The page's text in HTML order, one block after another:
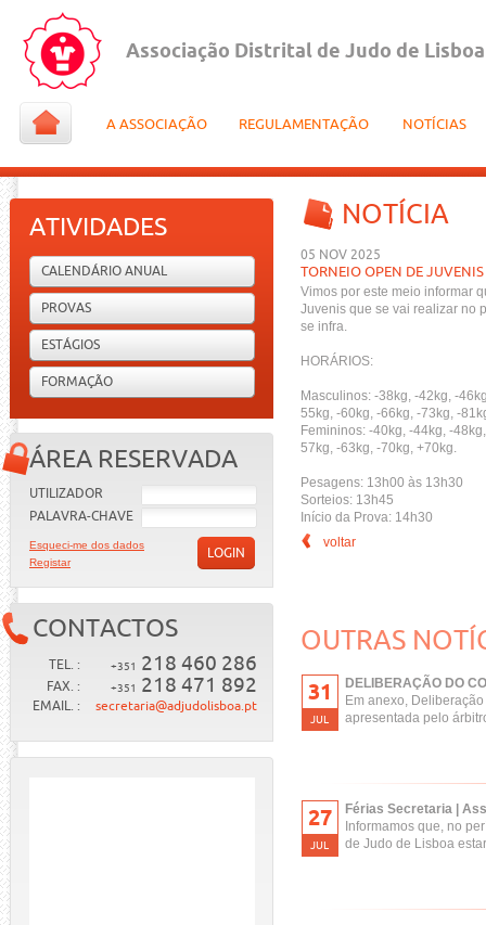
Associação Distrital de Judo de Lisboa
A ASSOCIAÇÃO REGULAMENTAÇÃO NOTÍCIAS
ATIVIDADES
CALENDÁRIO ANUAL
PROVAS
ESTÁGIOS
FORMAÇÃO
ÁREA RESERVADA
UTILIZADOR
PALAVRA-CHAVE
LOGIN
Esqueci-me dos dados
Registar
CONTACTOS
TEL. : +351 218 460 286
FAX. : +351 218 471 892
EMAIL. : secretaria@adjudolisboa.pt
NOTÍCIA
05 NOV 2025
TORNEIO OPEN DE
Vimos por este meio informar
Juvenis que se vai realizar no
se infra.
HORÁRIOS:
Masculinos: -38kg, -42kg, -
55kg, -60kg, -66kg, -73kg, -
Femininos: -40kg, -44kg, -
57kg, -63kg, -70kg, +70kg.
Pesagens: 13h00 às 13h30
Sorteios: 13h45
Início da Prova: 14h30
voltar
OUTRAS
31
JUL
DELIBERAÇÃO DO
Em anexo,
apresentada pelo
27
JUL
Férias Secretaria |
Informamos que, no
de Judo de Lisboa